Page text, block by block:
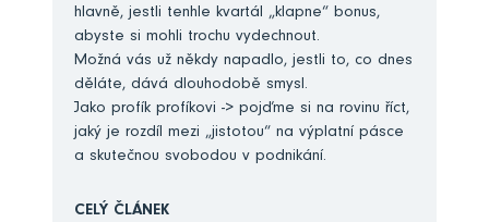
hlavně, jestli tenhle kvartál „klapne“ bonus,
abyste si mohli trochu vydechnout.
Možná vás už někdy napadlo, jestli to, co dnes
děláte, dává dlouhodobě smysl.
Jako profík profíkovi -> pojďme si na rovinu říct,
jaký je rozdíl mezi „jistotou“ na výplatní pásce
a skutečnou svobodou v podnikání.
CELÝ ČLÁNEK